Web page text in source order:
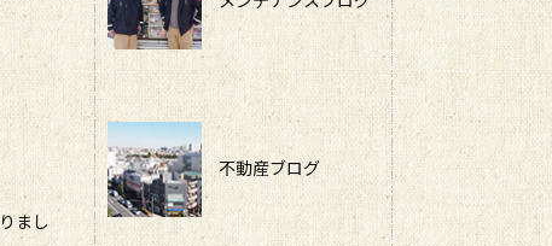
まし
不動産ブログ